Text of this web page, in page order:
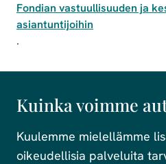
Fondian vastuullisuuden ja
asiantuntijoihin
.
Kuinka voimme
Kuulemme mielellämme
oikeudellisia palveluita